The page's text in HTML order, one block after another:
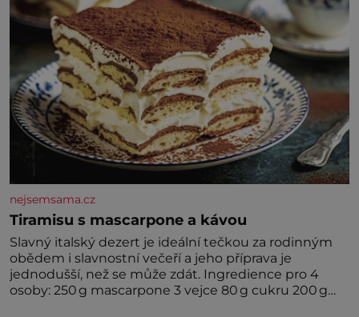
nejsemsama.cz
Tiramisu s mascarpone a kávou
Slavný italský dezert je ideální tečkou za rodinným
obědem i slavnostní večeří a jeho příprava je
jednodušší, než se může zdát. Ingredience pro 4
osoby: 250 g mascarpone 3 vejce 80 g cukru 200 g